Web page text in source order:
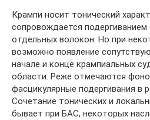
Крампи носит тонический
сопровождается
отдельных волокон. Но при
возможно появление
начале и конце крампиальных
области. Реже отмечаются
фасцикулярные подергивания в
Сочетание тонических и
бывает при БАС, некоторых